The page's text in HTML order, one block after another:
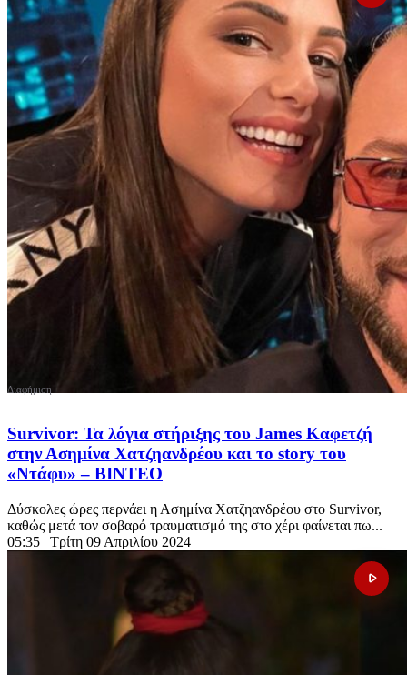
Survivor: Τα λόγια στήριξης του James Καφετζή
στην Ασημίνα Χατζηανδρέου και το story του
«Ντάφυ» – ΒΙΝΤΕΟ
Δύσκολες ώρες περνάει η Ασημίνα Χατζηανδρέου στο Survivor,
καθώς μετά τον σοβαρό τραυματισμό της στο χέρι φαίνεται πω...
05:35 | Τρίτη 09 Απριλίου 2024